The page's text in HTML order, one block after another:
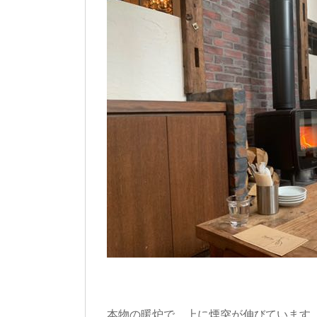
本物の暖炉で、上に煙突が伸びています